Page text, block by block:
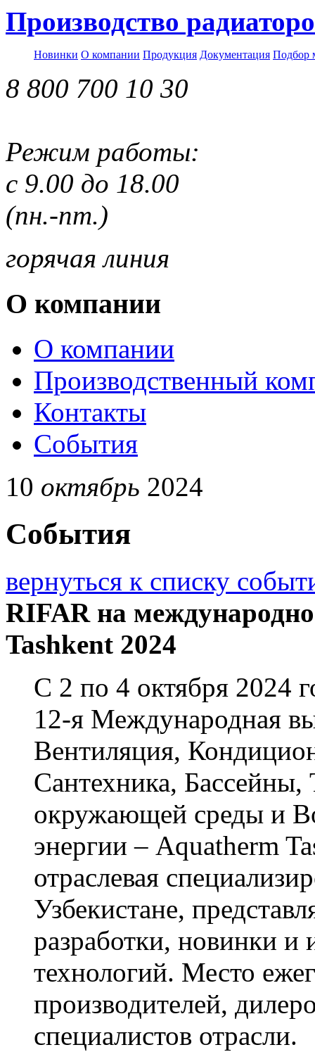
Производство
Новинки О компании Продукция Документация Подбор
8 800 700 10 30
Режим работы:
с 9.00 до 18.00
(пн.-пт.)
горячая линия
О компании
О компании
Производственный
Контакты
События
10 октябрь 2024
События
вернуться к списку
RIFAR на
Tashkent 2024
С 2 по 4 октября 2024
12-я Международная
Вентиляция,
Сантехника, Бассейны,
окружающей среды и
энергии – Aquatherm
отраслевая
Узбекистане,
разработки, новинки и
технологий. Место
производителей,
специалистов отрасли.